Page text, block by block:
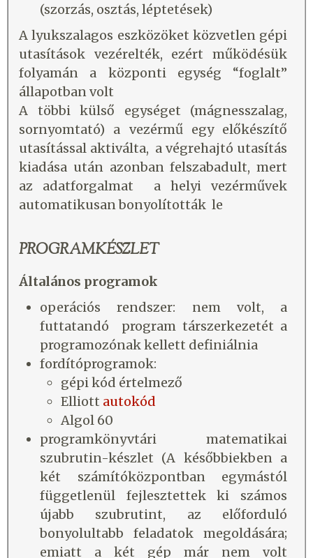
(szorzás, osztás, léptetések)
A lyukszalagos eszközöket közvetlen gépi
utasítások vezérelték, ezért működésük
folyamán a központi egység “foglalt”
állapotban volt
A többi külső egységet (mágnesszalag,
sornyomtató) a vezérmű egy előkészítő
utasítással aktiválta, a végrehajtó utasítás
kiadása után azonban felszabadult, mert
az adatforgalmat a helyi vezérművek
automatikusan bonyolították le
PROGRAMKÉSZLET
Általános programok
operációs rendszer: nem volt, a
futtatandó program társzerkezetét a
programozónak kellett definiálnia
fordítóprogramok:
gépi kód értelmező
Elliott autokód
Algol 60
programkönyvtári matematikai
szubrutin-készlet (A későbbiekben a
két számítóközpontban egymástól
függetlenül fejlesztettek ki számos
újabb szubrutint, az előforduló
bonyolultabb feladatok megoldására;
emiatt a két gép már nem volt